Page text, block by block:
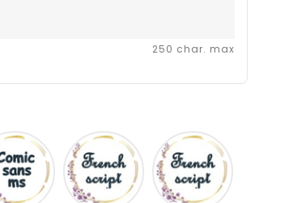
250 char. max
Comic
sans
ms
French
script